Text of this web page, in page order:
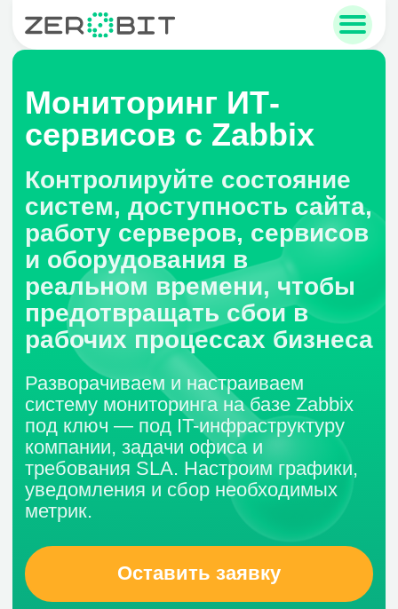
+7 495 223-00-93
sales@zerobit.ru
Оставить заявку
Разворачиваем и настраиваем
систему мониторинга на базе Zabbix
под ключ — под IT-инфраструктуру
компании, задачи офиса и
требования SLA. Настроим графики,
уведомления и сбор необходимых
Контролируйте состояние
систем, доступность сайта,
работу серверов, сервисов
и оборудования в
реальном времени, чтобы
предотвращать сбои в
рабочих процессах бизнеса
сервисов с Zabbix
01. Снижение рисков
простоев
инциденты в работе IT-систем
благодаря комплексному